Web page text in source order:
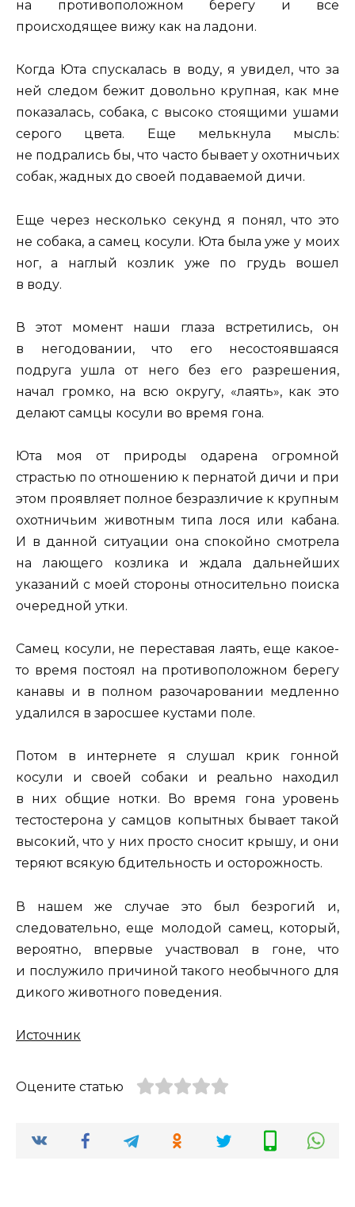
на противоположном берегу и все
происходящее вижу как на ладони.
Когда Юта спускалась в воду, я увидел, что за
ней следом бежит довольно крупная, как мне
показалась, собака, с высоко стоящими ушами
серого цвета. Еще мелькнула мысль:
не подрались бы, что часто бывает у охотничьих
собак, жадных до своей подаваемой дичи.
Еще через несколько секунд я понял, что это
не собака, а самец косули. Юта была уже у моих
ног, а наглый козлик уже по грудь вошел
в воду.
В этот момент наши глаза встретились, он
в негодовании, что его несостоявшаяся
подруга ушла от него без его разрешения,
начал громко, на всю округу, «лаять», как это
делают самцы косули во время гона.
Юта моя от природы одарена огромной
страстью по отношению к пернатой дичи и при
этом проявляет полное безразличие к крупным
охотничьим животным типа лося или кабана.
И в данной ситуации она спокойно смотрела
на лающего козлика и ждала дальнейших
указаний с моей стороны относительно поиска
очередной утки.
Самец косули, не переставая лаять, еще какое-
то время постоял на противоположном берегу
канавы и в полном разочаровании медленно
удалился в заросшее кустами поле.
Потом в интернете я слушал крик гонной
косули и своей собаки и реально находил
в них общие нотки. Во время гона уровень
тестостерона у самцов копытных бывает такой
высокий, что у них просто сносит крышу, и они
теряют всякую бдительность и осторожность.
В нашем же случае это был безрогий и,
следовательно, еще молодой самец, который,
вероятно, впервые участвовал в гоне, что
и послужило причиной такого необычного для
дикого животного поведения.
Источник
Оцените статью